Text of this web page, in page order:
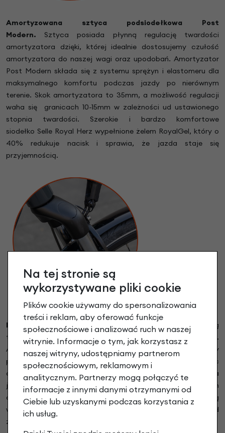
Amortyzowana sztyca podsiodełkowa Post
Modern. Sztyca posiada płynną regulację twardości
amortyzatora dzięki, której idealnie dostosujemy czułość
amortyzatora do naszej wagi oraz upodobań. Amortyzator
Post Modern składa się z systemu sprężyn i elastomeru dla
maksymalnego komfortu podczas jazdy po nierównym
terenie. Skok amortyzatora to 35mm, a możliwość regulacji
waha się granicach 10-15mm w zależności ud ustawionego
stopnia twardości. Szerokie i bardzo komfortowe
siodełko Selle Royal Herz wypełnione żelem RoyalGel, który o
40% redukuje nacisk i sprawia, że jazda staje się
przyjemnością.
Przedni amortyzator Gazelle ErgoTecz płynną regulacją
twardości ustawianą osobno dla lewego i prawego golenia.
Aby wyregulować twardość amortyzatora wystarczy
przekręcić pokrętło w jedną ze stron. Amortyzator Ergotec
oparty jest na systemie sprężyn i elastomerów dla zachowania
jak najdłuższej żywotności. Skok amortyzatora to ok 30 mm
co w warunkach miejskich jest w zupełności wystarczającą
wartością. Śruby regulacji zostały elegancko ukryte pod
zaślepkami.
Na tej stronie są
wykorzystywane pliki cookie
Plików cookie używamy do spersonalizowania
treści i reklam, aby oferować funkcje
społecznościowe i analizować ruch w naszej
witrynie. Informacje o tym, jak korzystasz z
naszej witryny, udostępniamy partnerom
społecznościowym, reklamowym i
analitycznym. Partnerzy mogą połączyć te
informacje z innymi danymi otrzymanymi od
Ciebie lub uzyskanymi podczas korzystania z
ich usług.